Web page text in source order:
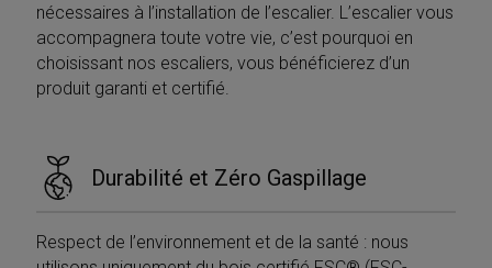
nécessaires à l’installation de l’escalier. L’escalier vous
accompagnera toute votre vie, c’est pourquoi en
choisissant nos escaliers, vous bénéficierez d’un
produit garanti et certifié.
Durabilité et Zéro Gaspillage
Respect de l’environnement et de la santé : nous